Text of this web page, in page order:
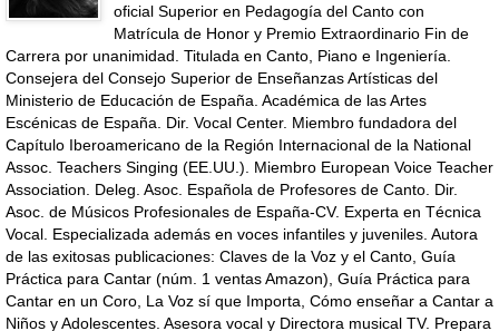
oficial Superior en Pedagogía del Canto con
Matrícula de Honor y Premio Extraordinario Fin de
Carrera por unanimidad. Titulada en Canto, Piano e Ingeniería.
Consejera del Consejo Superior de Enseñanzas Artísticas del
Ministerio de Educación de España. Académica de las Artes
Escénicas de España. Dir. Vocal Center. Miembro fundadora del
Capítulo Iberoamericano de la Región Internacional de la National
Assoc. Teachers Singing (EE.UU.). Miembro European Voice Teacher
Association. Deleg. Asoc. Española de Profesores de Canto. Dir.
Asoc. de Músicos Profesionales de España-CV. Experta en Técnica
Vocal. Especializada además en voces infantiles y juveniles. Autora
de las exitosas publicaciones: Claves de la Voz y el Canto, Guía
Práctica para Cantar (núm. 1 ventas Amazon), Guía Práctica para
Cantar en un Coro, La Voz sí que Importa, Cómo enseñar a Cantar a
Niños y Adolescentes. Asesora vocal y Directora musical TV. Prepara